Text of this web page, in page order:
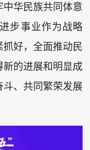
华民族共同体意
步事业作为战略
好，全面推动民
的进展和明显成
、共同繁荣发展